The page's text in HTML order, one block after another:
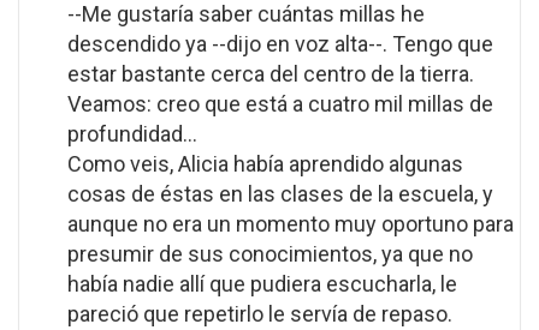
--Me gustaría saber cuántas millas he
descendido ya --dijo en voz alta--. Tengo que
estar bastante cerca del centro de la tierra.
Veamos: creo que está a cuatro mil millas de
profundidad...
Como veis, Alicia había aprendido algunas
cosas de éstas en las clases de la escuela, y
aunque no era un momento muy oportuno para
presumir de sus conocimientos, ya que no
había nadie allí que pudiera escucharla, le
pareció que repetirlo le servía de repaso.